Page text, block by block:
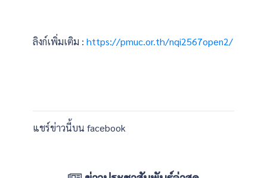
ลิงก์เพิ่มเติม : https://pmuc.or.th/nqi2567open2/
แชร์ข่าวนี้บน facebook